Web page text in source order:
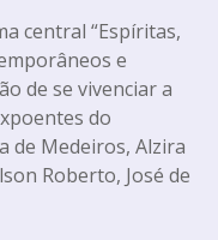
central “Espíritas,
e
de se vivenciar a
do
de Medeiros, Alzira
Roberto, José de